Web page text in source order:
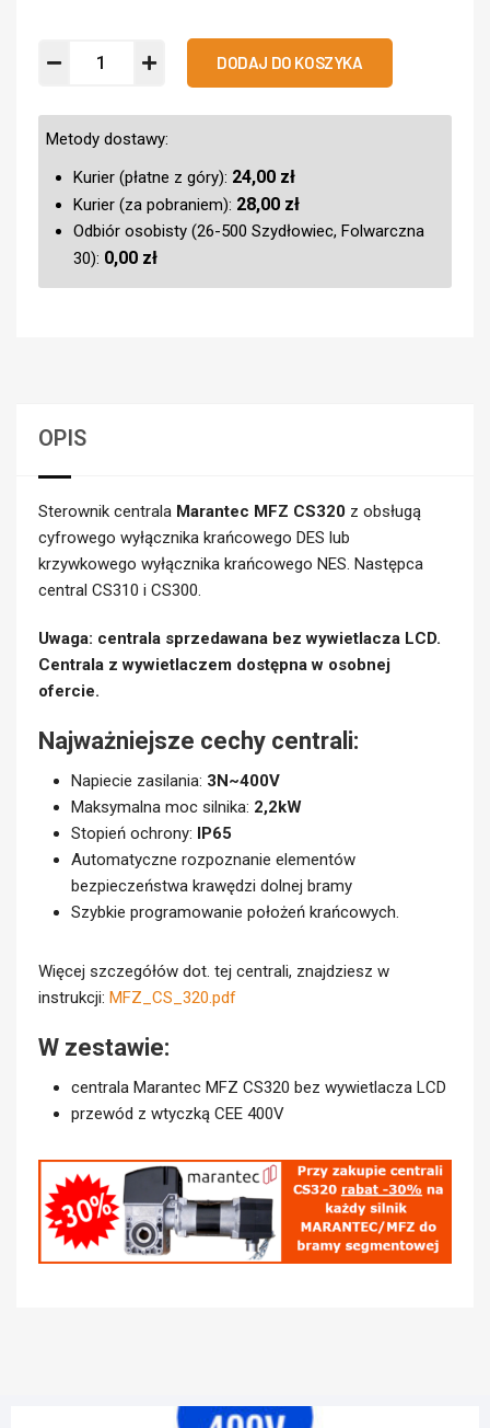
DODAJ DO KOSZYKA
Metody dostawy:
Kurier (płatne z góry): 24,00 zł
Kurier (za pobraniem): 28,00 zł
Odbiór osobisty (26-500 Szydłowiec, Folwarczna
30): 0,00 zł
OPIS
Sterownik centrala Marantec MFZ CS320 z obsługą
cyfrowego wyłącznika krańcowego DES lub
krzywkowego wyłącznika krańcowego NES. Następca
central CS310 i CS300.
Uwaga: centrala sprzedawana bez wywietlacza LCD.
Centrala z wywietlaczem dostępna w osobnej
ofercie.
Najważniejsze cechy centrali:
Napiecie zasilania: 3N~400V
Maksymalna moc silnika: 2,2kW
Stopień ochrony: IP65
Automatyczne rozpoznanie elementów
bezpieczeństwa krawędzi dolnej bramy
Szybkie programowanie położeń krańcowych.
Więcej szczegółów dot. tej centrali, znajdziesz w
instrukcji: MFZ_CS_320.pdf
W zestawie:
centrala Marantec MFZ CS320 bez wywietlacza LCD
przewód z wtyczką CEE 400V